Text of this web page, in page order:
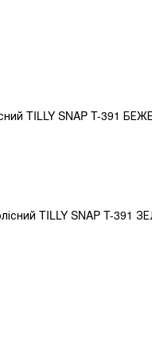
TILLY SNAP T-391